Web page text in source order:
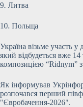
9. Литва
10. Польща
Україна візьме участь
який відбудеться вже
композицією “Ridnym”
Як інформував
розпочався перший
"Євробачення-2026".